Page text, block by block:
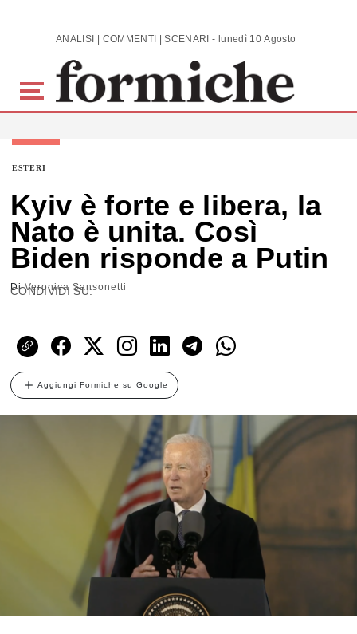
Skip to main content ANALISI | COMMENTI | SCENARI - lunedì 10 Agosto 2026
ESTERI
Kyiv è forte e libera, la
Nato è unita. Così
Biden risponde a Putin
DiVeronica Sansonetti
CONDIVIDI SU:
Aggiungi Formiche su Google